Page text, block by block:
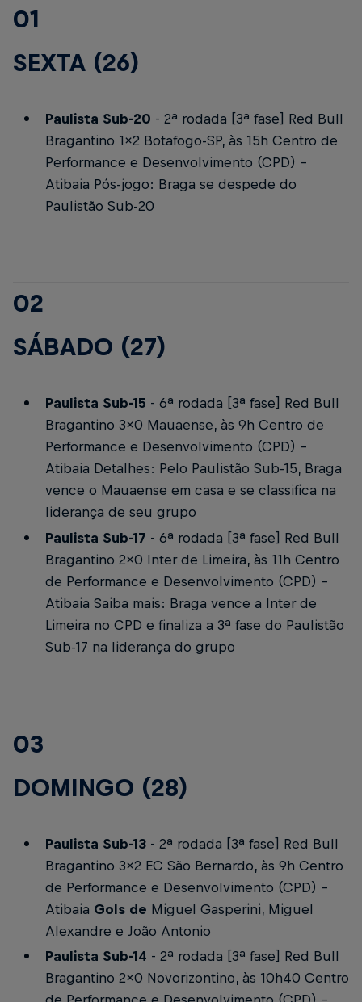
01
SEXTA (26)
Paulista Sub-20 - 2ª rodada [3ª fase] Red Bull
Bragantino 1x2 Botafogo-SP, às 15h Centro de
Performance e Desenvolvimento (CPD) -
Atibaia Pós-jogo: Braga se despede do
Paulistão Sub-20
02
SÁBADO (27)
Paulista Sub-15 - 6ª rodada [3ª fase] Red Bull
Bragantino 3x0 Mauaense, às 9h Centro de
Performance e Desenvolvimento (CPD) -
Atibaia Detalhes: Pelo Paulistão Sub-15, Braga
vence o Mauaense em casa e se classifica na
liderança de seu grupo
Paulista Sub-17 - 6ª rodada [3ª fase] Red Bull
Bragantino 2x0 Inter de Limeira, às 11h Centro
de Performance e Desenvolvimento (CPD) -
Atibaia Saiba mais: Braga vence a Inter de
Limeira no CPD e finaliza a 3ª fase do Paulistão
Sub-17 na liderança do grupo
03
DOMINGO (28)
Paulista Sub-13- 2ª rodada [3ª fase] Red Bull
Bragantino 3x2 EC São Bernardo, às 9h Centro
de Performance e Desenvolvimento (CPD) -
Atibaia Gols de Miguel Gasperini, Miguel
Alexandre e João Antonio
Paulista Sub-14 - 2ª rodada [3ª fase] Red Bull
Bragantino 2x0 Novorizontino, às 10h40 Centro